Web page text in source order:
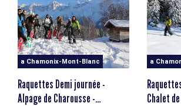
Livello: questa escursione con le
rivolta a persone che amano camminare.
escalator_warning_black
ETÀ MINIMA
a Chamonix-Mont-Blanc
Raquettes Demi journée -
Alpage de Charousse -
a
Chalet